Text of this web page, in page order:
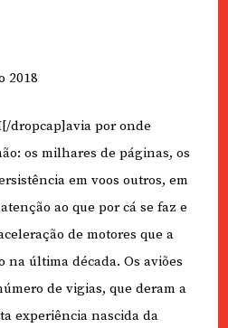
2018
dropcap]avia por onde
os milhares de páginas, os
em voos outros, em
ao que por cá se faz e
de motores que a
na última década. Os aviões
de vigias, que deram a
experiência nascida da